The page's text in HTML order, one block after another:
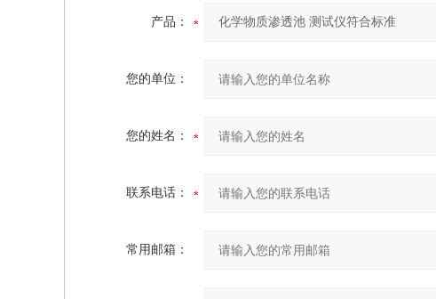
产品：
您的单位：
您的姓名：
联系电话：
常用邮箱：